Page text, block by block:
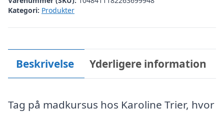
Kategori: Produkter
Beskrivelse Yderligere information
Tag på madkursus hos Karoline Trier, hvor